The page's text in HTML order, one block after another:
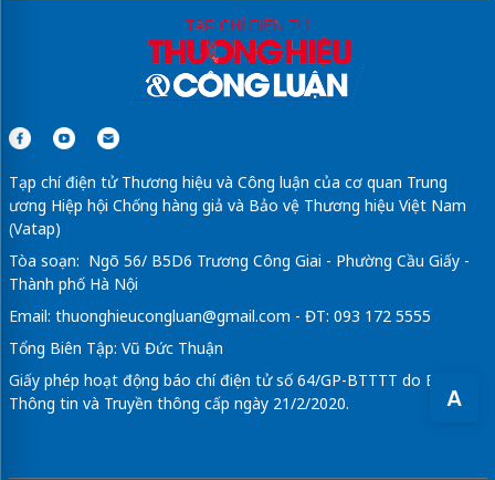
A
Kinh tế Thương hiệu
Chuyển động 389
Chính sách & Pháp luật
OCOP Tư vấn
Tạp chí điện tử Thương hiệu và Công luận của cơ quan Trung
ương Hiệp hội Chống hàng giả và Bảo vệ Thương hiệu Việt Nam
(Vatap)
Tòa soạn: Ngõ 56/ B5D6 Trương Công Giai - Phường Cầu Giấy -